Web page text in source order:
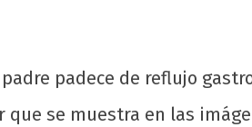
padece de reflujo
se muestra en las